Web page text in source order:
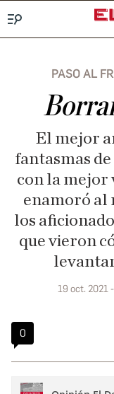
PASO AL
El mejor
fantasmas
con la mejor
enamoró al
los
que vieron
19 oct. 2021
0